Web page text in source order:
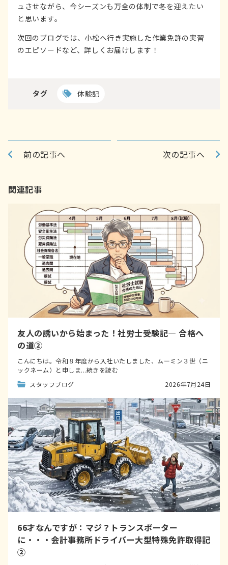
ュさせながら、今シーズンも万全の体制で冬を迎えたい
と思います。
次回のブログでは、小松へ行き実施した作業免許の実習
のエピソードなど、詳しくお届けします！
タグ 体験記
前の記事へ 次の記事へ
関連記事
友人の誘いから始まった！社労士受験記― 合格へ
の道②
こんにちは。令和８年度から入社いたしました、ムーミン３世（ニ
ックネーム）と申しま...続きを読む
スタッフブログ
2026年7月24日
66才なんですが：マジ？トランスポーター
に・・・会計事務所ドライバー大型特殊免許取得記
②